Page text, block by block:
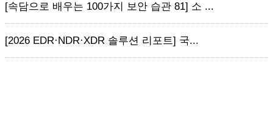
[속담으로 배우는 100가지 보안 습관 81] 소 ...
[2026 EDR·NDR·XDR 솔루션 리포트] 국...